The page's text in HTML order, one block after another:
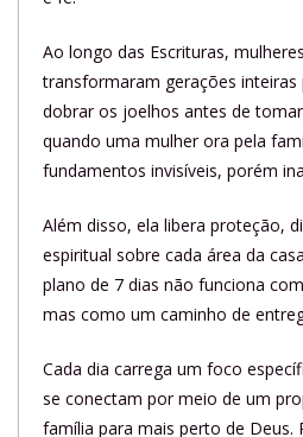
Ao longo das Escrituras,
transformaram gerações inteiras
dobrar os joelhos antes de
quando uma mulher ora pela
fundamentos invisíveis, porém
Além disso, ela libera proteção,
espiritual sobre cada área da
plano de 7 dias não funciona
mas como um caminho de
Cada dia carrega um foco
se conectam por meio de um
família para mais perto de Deus.